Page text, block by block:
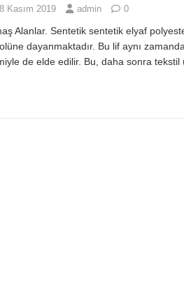
Kasım 2019 admin 0
Alanlar. Sentetik sentetik elyaf
dayanmaktadır. Bu lif aynı
de elde edilir. Bu, daha sonra tekstil